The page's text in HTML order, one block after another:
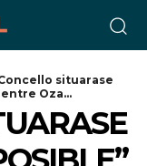
situarase
Oza...